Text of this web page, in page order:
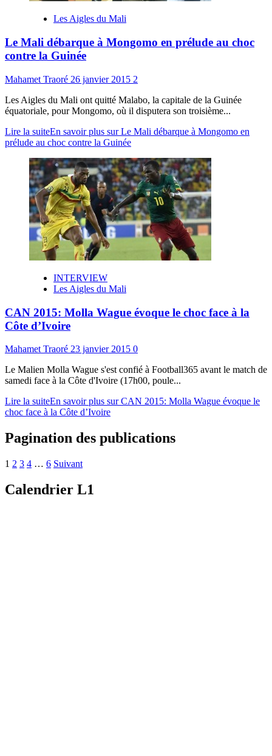
Les Aigles du Mali
Le Mali débarque à Mongomo en prélude au choc
contre la Guinée
Mahamet Traoré 26 janvier 2015 2
Les Aigles du Mali ont quitté Malabo, la capitale de la Guinée
équatoriale, pour Mongomo, où il disputera son troisième...
Lire la suiteEn savoir plus sur Le Mali débarque à Mongomo en
prélude au choc contre la Guinée
INTERVIEW
Les Aigles du Mali
CAN 2015: Molla Wague évoque le choc face à la
Côte d’Ivoire
Mahamet Traoré 23 janvier 2015 0
Le Malien Molla Wague s'est confié à Football365 avant le match de
samedi face à la Côte d'Ivoire (17h00, poule...
Lire la suiteEn savoir plus sur CAN 2015: Molla Wague évoque le
choc face à la Côte d’Ivoire
Pagination des publications
1 2 3 4 … 6 Suivant
Calendrier L1